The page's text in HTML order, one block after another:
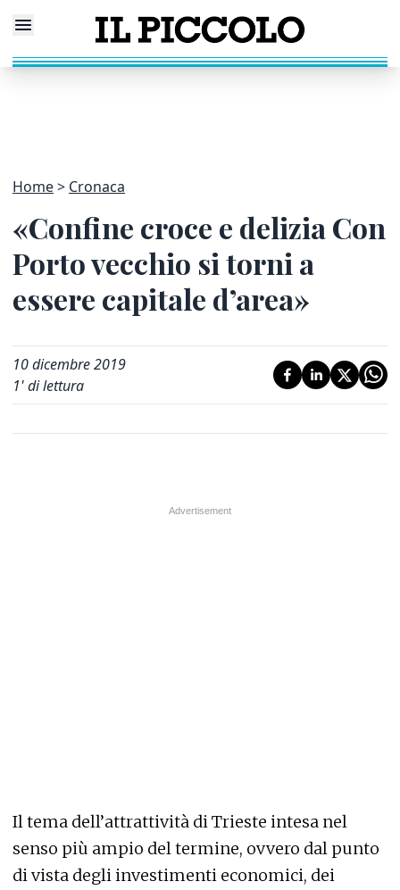
Home Cronaca
«Confine croce e delizia Con
Porto vecchio si torni a
essere capitale d’area»
10 dicembre 2019
1' di lettura
Il tema dell’attrattività di Trieste intesa nel
senso più ampio del termine, ovvero dal punto
di vista degli investimenti economici, dei